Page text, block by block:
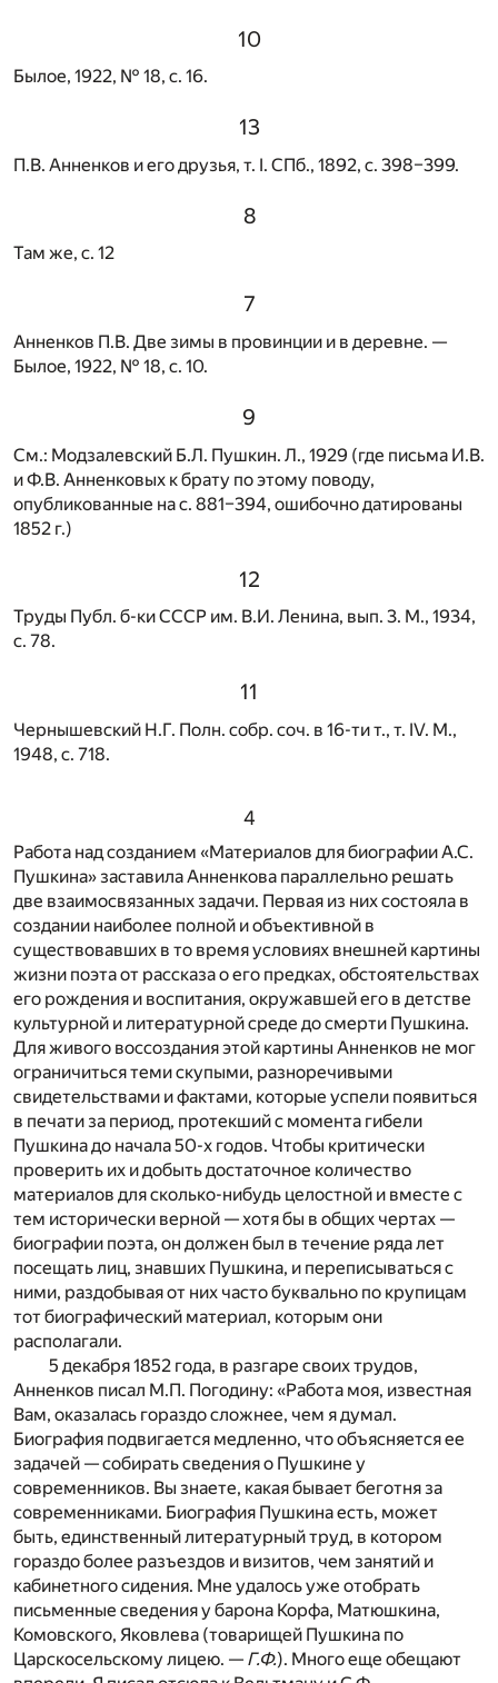
10
Былое, 1922, № 18, с. 16.
13
П.В. Анненков и его друзья, т. I. СПб., 1892, с. 398–399.
8
Там же, с. 12
7
Анненков П.В. Две зимы в провинции и в деревне. —
Былое, 1922, № 18, с. 10.
9
См.: Модзалевский Б.Л. Пушкин. Л., 1929 (где письма И.В.
и Ф.В. Анненковых к брату по этому поводу,
опубликованные на с. 881–394, ошибочно датированы
1852 г.)
12
Труды Публ. б-ки СССР им. В.И. Ленина, вып. 3. М., 1934,
с. 78.
11
Чернышевский Н.Г. Полн. собр. соч. в 16-ти т., т. IV. М.,
1948, с. 718.
4
Работа над созданием «Материалов для биографии А.С.
Пушкина» заставила Анненкова параллельно решать
две взаимосвязанных задачи. Первая из них состояла в
создании наиболее полной и объективной в
существовавших в то время условиях внешней картины
жизни поэта от рассказа о его предках, обстоятельствах
его рождения и воспитания, окружавшей его в детстве
культурной и литературной среде до смерти Пушкина.
Для живого воссоздания этой картины Анненков не мог
ограничиться теми скупыми, разноречивыми
свидетельствами и фактами, которые успели появиться
в печати за период, протекший с момента гибели
Пушкина до начала 50-х годов. Чтобы критически
проверить их и добыть достаточное количество
материалов для сколько-нибудь целостной и вместе с
тем исторически верной — хотя бы в общих чертах —
биографии поэта, он должен был в течение ряда лет
посещать лиц, знавших Пушкина, и переписываться с
ними, раздобывая от них часто буквально по крупицам
тот биографический материал, которым они
располагали.
5 декабря 1852 года, в разгаре своих трудов,
Анненков писал М.П. Погодину: «Работа моя, известная
Вам, оказалась гораздо сложнее, чем я думал.
Биография подвигается медленно, что объясняется ее
задачей — собирать сведения о Пушкине у
современников. Вы знаете, какая бывает беготня за
современниками. Биография Пушкина есть, может
быть, единственный литературный труд, в котором
гораздо более разъездов и визитов, чем занятий и
кабинетного сидения. Мне удалось уже отобрать
письменные сведения у барона Корфа, Матюшкина,
Комовского, Яковлева (товарищей Пушкина по
Царскосельскому лицею. — Г.Ф.). Много еще обещают